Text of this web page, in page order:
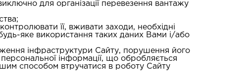
для організації перевезення вантажу
її, вживати заходи, необхідні
будь-яке використання таких даних Вами і/або
інфраструктури Сайту, порушення його
інформації, що обробляється
способом втручатися в роботу Сайту